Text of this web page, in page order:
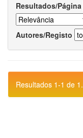
Resultados/Página
Autores/Registo
Resultados 1-1 de 1.